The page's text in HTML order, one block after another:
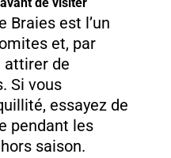
Braies est l’un
et, par
attirer de
Si vous
essayez de
pendant les
saison.